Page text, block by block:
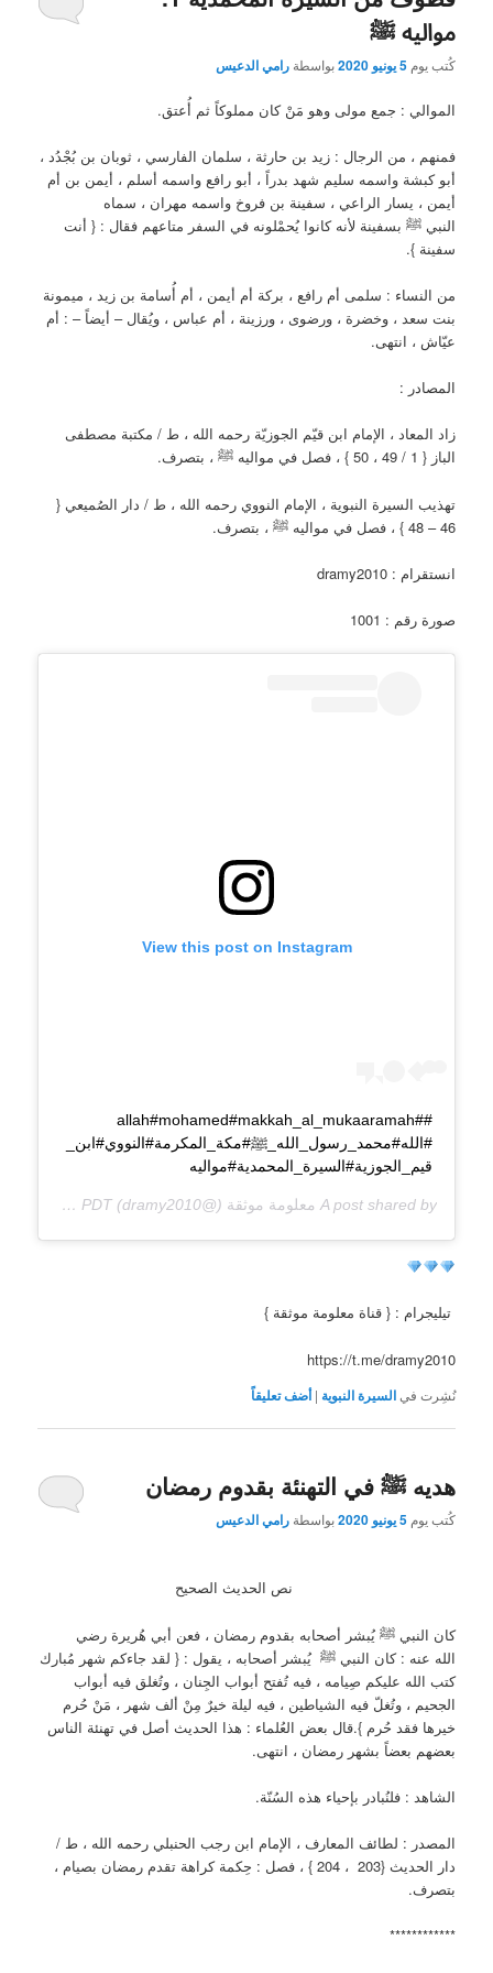
مواليه ﷺ
كُتب يوم5 يونيو 2020 بواسطةرامي الدعيس
الموالي : جمع مولى وهو مَنْ كان مملوكاً ثم أُعتق.
فمنهم ، من الرجال : زيد بن حارثة ، سلمان الفارسي ، ثوبان بن بُجْدُد ،
أبو كبشة واسمه سليم شهد بدراً ، أبو رافع واسمه أسلم ، أيمن بن أم
أيمن ، يسار الراعي ، سفينة بن فروخ واسمه مهران ، سماه
النبي ﷺ بسفينة لأنه كانوا يُحمْلونه في السفر متاعهم فقال : { أنت
سفينة }.
من النساء : سلمى أم رافع ، بركة أم أيمن ، أم أُسامة بن زيد ، ميمونة
بنت سعد ، وخضرة ، ورضوى ، ورزينة ، أم عباس ، ويُقال – أيضاً – : أم
عيّاش ، انتهى.
المصادر :
زاد المعاد ، الإمام ابن قيّم الجوزيّة رحمه الله ، ط / مكتبة مصطفى
الباز { 1 / 49 ، 50 } ، فصل في مواليه ﷺ ، بتصرف.
تهذيب السيرة النبوية ، الإمام النووي رحمه الله ، ط / دار الصُميعي {
46 – 48 } ، فصل في مواليه ﷺ ، بتصرف.
انستقرام : dramy2010
صورة رقم : 1001
View this post on Instagram
##allah#mohamed#makkah_al_mukaaramah
#الله#محمد_رسول_الله_ﷺ#مكة_المكرمة#النووي#ابن_
قيم_الجوزية#السيرة_المحمدية#مواليه
A post shared by معلومة موثقة (@dramy2010) on
Apr 23, 2020 at 6:01pm PDT
تيليجرام : { قناة معلومة موثقة }
https://t.me/dramy2010
نُشِرت في السيرة النبوية |أضف تعليقاً
هديه ﷺ في التهنئة بقدوم رمضان
كُتب يوم5 يونيو 2020 بواسطةرامي الدعيس
نص الحديث الصحيح
كان النبي ﷺ يُبشر أصحابه بقدوم رمضان ، فعن أبي هُريرة رضي
الله عنه : كان النبي ﷺ يُبشر أصحابه ، يقول : { لقد جاءكم شهر مُبارك
كتب الله عليكم صِيامه ، فيه تُفتح أبواب الجِنان ، وتُغلق فيه أبواب
الجحيم ، وتُغلّ فيه الشياطين ، فيه ليلة خيرٌ مِنْ ألف شهر ، مَنْ حُرم
خيرها فقد حُرم }.قال بعض العُلماء : هذا الحديث أصل في تهنئة الناس
بعضهم بعضاً بشهر رمضان ، انتهى.
الشاهد : فلنُبادر بإحياء هذه السُنّة.
المصدر : لطائف المعارف ، الإمام ابن رجب الحنبلي رحمه الله ، ط /
دار الحديث {203 ، 204 } ، فصل : حِكمة كراهة تقدم رمضان بصيام ،
بتصرف.
************